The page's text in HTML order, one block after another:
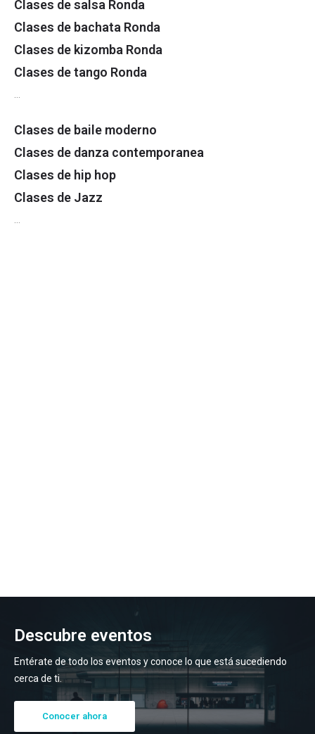
Clases de salsa Ronda
Clases de bachata Ronda
Clases de kizomba Ronda
Clases de tango Ronda
Clases de baile moderno
Clases de danza contemporanea
Clases de hip hop
Clases de Jazz
Descubre eventos
Entérate de todo los eventos y conoce lo que está sucediendo
cerca de ti.
Conocer ahora